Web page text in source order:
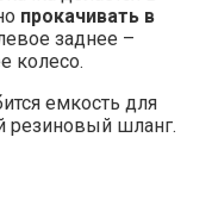
прокачивать в
заднее –
колесо.
емкость для
резиновый шланг.